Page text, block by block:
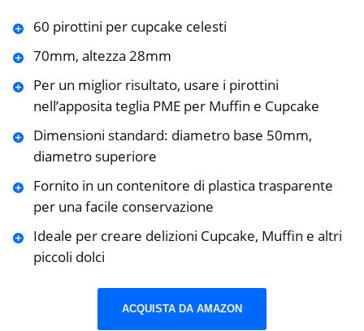
60 pirottini per cupcake celesti
70mm, altezza 28mm
Per un miglior risultato, usare i pirottini
nell’apposita teglia PME per Muffin e Cupcake
Dimensioni standard: diametro base 50mm,
diametro superiore
Fornito in un contenitore di plastica trasparente
per una facile conservazione
Ideale per creare delizioni Cupcake, Muffin e altri
piccoli dolci
ACQUISTA DA AMAZON